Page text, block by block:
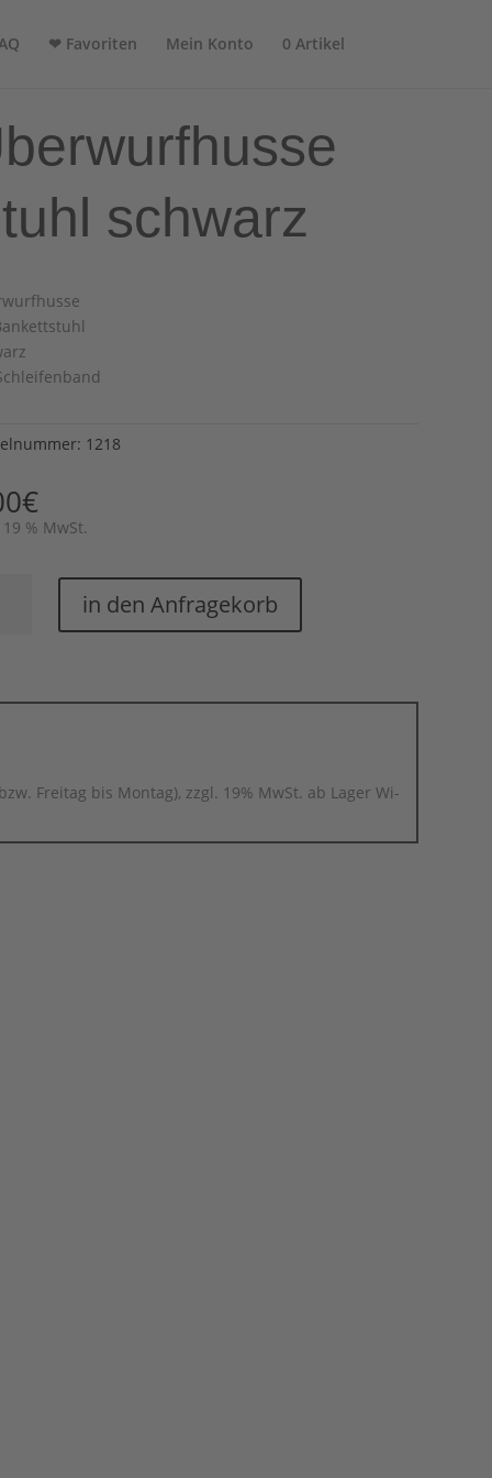
❤ Favoriten Mein Konto 0 Artikel
schwarz
1218
€
% MwSt.
in den Anfragekorb
Freitag bis Montag), zzgl. 19% MwSt. ab Lager Wi-